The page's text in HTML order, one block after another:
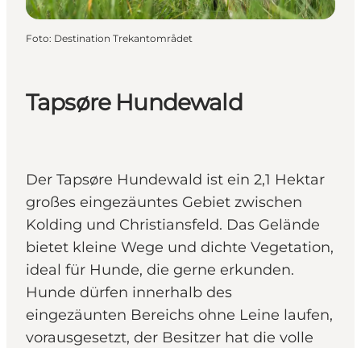
Tapsøre Hundewald
Der Tapsøre Hundewald ist ein 2,1 Hektar
großes eingezäuntes Gebiet zwischen
Kolding und Christiansfeld. Das Gelände
bietet kleine Wege und dichte Vegetation,
ideal für Hunde, die gerne erkunden.
Hunde dürfen innerhalb des
eingezäunten Bereichs ohne Leine laufen,
vorausgesetzt, der Besitzer hat die volle
Foto: Destination Trekantområdet